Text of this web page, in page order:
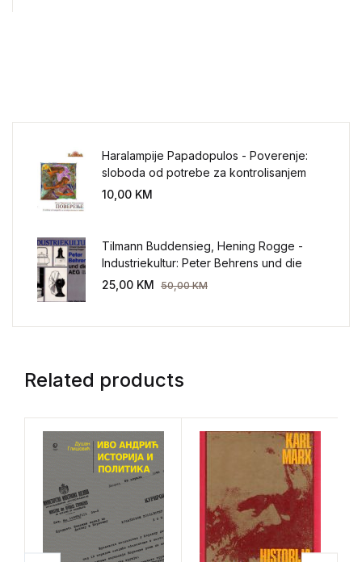
Haralampije Papadopulos - Poverenje:
sloboda od potrebe za kontrolisanjem
sveta
10,00 KM
Tilmann Buddensieg, Hening Rogge -
Industriekultur: Peter Behrens und die
AEG 1907-1914.
25,00 KM 50,00KM
Related products